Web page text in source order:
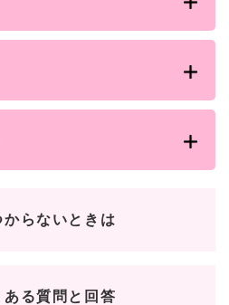
からないときは
ある質問と回答